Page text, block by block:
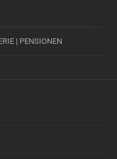
| PENSIONEN